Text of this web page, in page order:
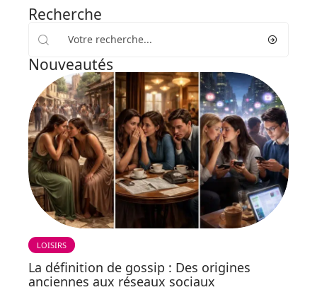
Recherche
Nouveautés
LOISIRS
La définition de gossip : Des origines
anciennes aux réseaux sociaux